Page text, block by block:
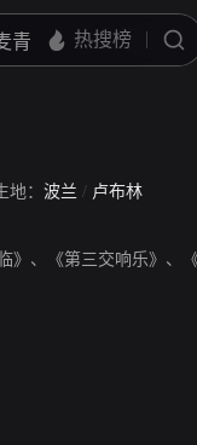
地： 波兰 / 卢布林
》、《第三交响乐》、